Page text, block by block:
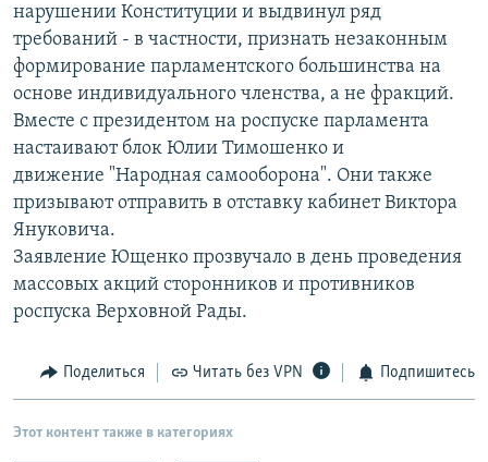
РАСПИСАНИЕ ВЕЩАНИЯ
ПОДПИШИТЕСЬ НА РАССЫЛКУ
СОЦИАЛЬНЫЕ СЕТИ
Все сайты РСЕ/РС
нарушении Конституции и выдвинул ряд
требований - в частности, признать незаконным
формирование парламентского большинства на
основе индивидуального членства, а не фракций.
Вместе с президентом на роспуске парламента
настаивают блок Юлии Тимошенко и
движение "Народная самооборона". Они также
призывают отправить в отставку кабинет Виктора
Януковича.
Заявление Ющенко прозвучало в день проведения
массовых акций сторонников и противников
роспуска Верховной Рады.
Поделиться Читать без VPN Подпишитесь
Этот контент также в категориях